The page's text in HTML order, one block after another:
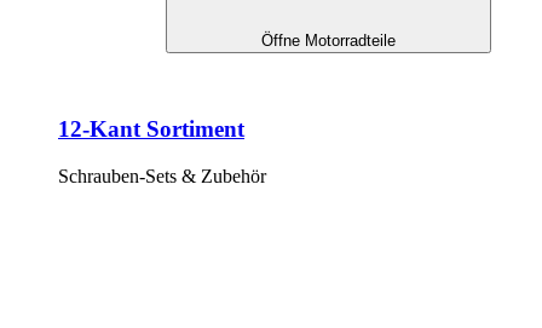
Öffne Motorradteile
12-Kant Sortiment
Schrauben-Sets & Zubehör